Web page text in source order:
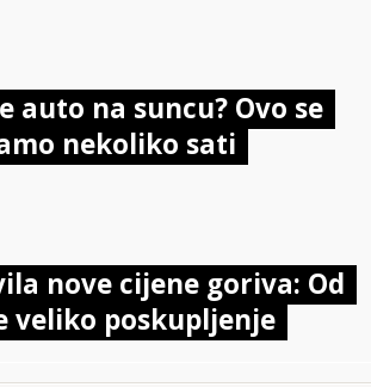
auto na suncu? Ovo se
nekoliko sati
nove cijene goriva: Od
veliko poskupljenje